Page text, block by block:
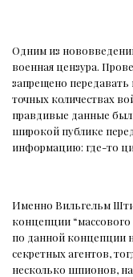
Одним из
военная цензура.
запрещено
точных количествах
правдивые данные
широкой публике
информацию: где-то
Именно Вильгельм
концепции
по данной концепции
секретных агентов,
несколько шпионов,